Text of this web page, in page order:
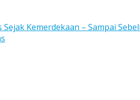
Kemerdekaan – Sampai